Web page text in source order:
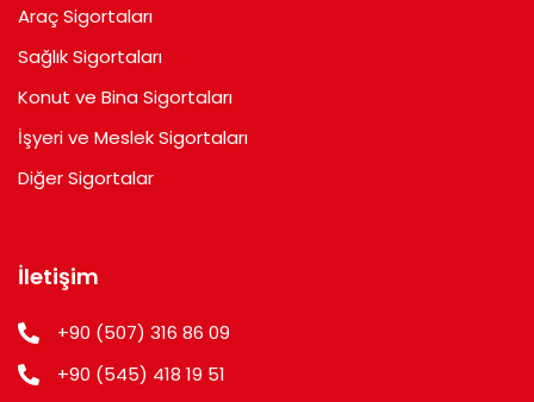
Araç Sigortaları
Sağlık Sigortaları
Konut ve Bina Sigortaları
İşyeri ve Meslek Sigortaları
Diğer Sigortalar
İletişim
+90 (507) 316 86 09
+90 (545) 418 19 51